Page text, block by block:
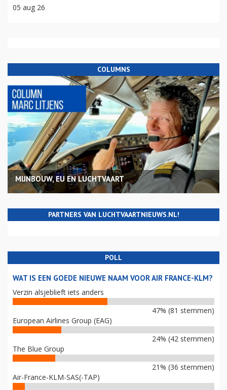
05 aug 26
COLUMNS
MIJNBOUW, EU EN LUCHTVAART
PARTNERS VAN LUCHTVAARTNIEUWS.NL!
POLL
WAT IS EEN GOEDE NIEUWE NAAM VOOR AIR FRANCE-KLM?
Verzin alsjeblieft iets anders
47% (81 stemmen)
European Airlines Group (EAG)
24% (42 stemmen)
The Blue Group
21% (36 stemmen)
Air-France-KLM-SAS(-TAP)